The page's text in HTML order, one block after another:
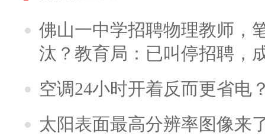
佛山一中学招聘物理教师，
汰？教育局：已叫停招聘，
空调24小时开着反而更省电
太阳表面最高分辨率图像来